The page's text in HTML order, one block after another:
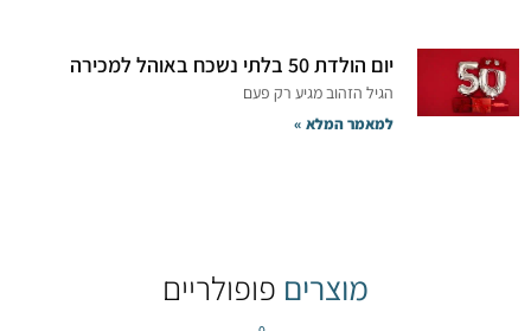
יום הולדת 50 בלתי נשכח באוהל למכירה
הגיל הזהוב מגיע רק פעם
למאמר המלא »
מוצרים פופולריים